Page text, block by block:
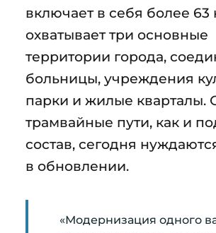
включает в себя более 63
охватывает три основные
территории города,
больницы, учреждения
парки и жилые кварталы.
трамвайные пути, как и
состав, сегодня
в обновлении.
«Модернизация одного